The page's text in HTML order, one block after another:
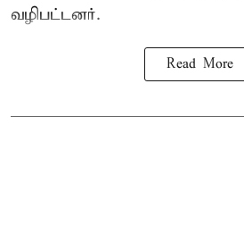
வழிபட்டனர்.
Read More